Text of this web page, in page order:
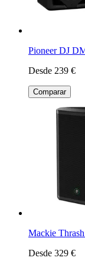
Pioneer DJ
Desde 239 €
Comparar
Mackie
Desde 329 €